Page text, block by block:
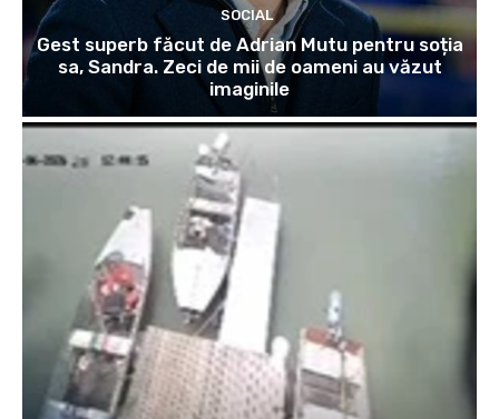
SOCIAL
Gest superb făcut de Adrian Mutu pentru soția
sa, Sandra. Zeci de mii de oameni au văzut
imaginile